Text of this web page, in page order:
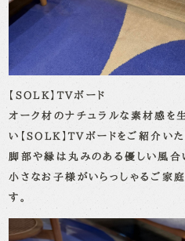
【SOLK】TVボード
オーク材のナチュラルな素材感を
い【SOLK】TVボードをご紹介いた
脚部や縁は丸みのある優しい風合
小さなお子様がいらっしゃるご家
す。